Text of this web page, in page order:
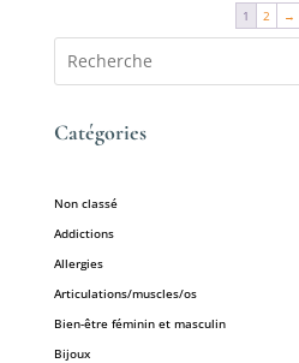
1 2 →
Catégories
Non classé
Addictions
Allergies
Articulations/muscles/os
Bien-être féminin et masculin
Bijoux